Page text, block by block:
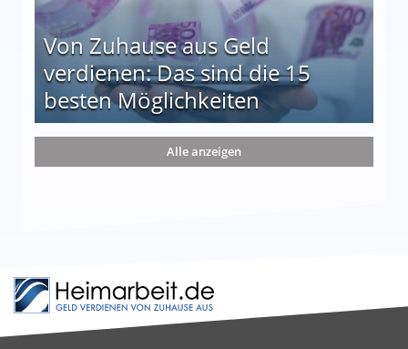
Von Zuhause aus Geld
verdienen: Das sind die 15
besten Möglichkeiten
die 15 besten Möglichkeiten
Alle anzeigen